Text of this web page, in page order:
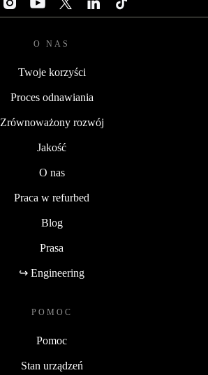
O NAS
Twoje korzyści
Proces odnawiania
Zrównoważony rozwój
Jakość
O nas
Praca w refurbed
Blog
Prasa
↪ Engineering
POMOC
Pomoc
Stan urządzeń